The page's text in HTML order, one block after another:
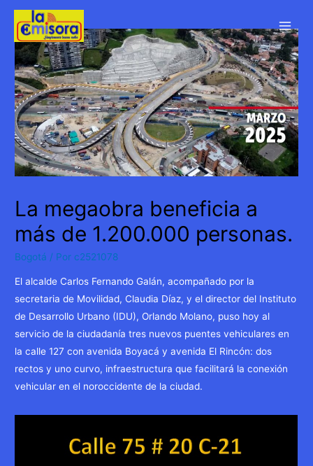
contenido
Main
La megaobra beneficia a
más de 1.200.000 personas.
Bogotá / Por c2521078
El alcalde Carlos Fernando Galán, acompañado por la
secretaria de Movilidad, Claudia Díaz, y el director del Instituto
de Desarrollo Urbano (IDU), Orlando Molano, puso hoy al
servicio de la ciudadanía tres nuevos puentes vehiculares en
la calle 127 con avenida Boyacá y avenida El Rincón: dos
rectos y uno curvo, infraestructura que facilitará la conexión
vehicular en el noroccidente de la ciudad.